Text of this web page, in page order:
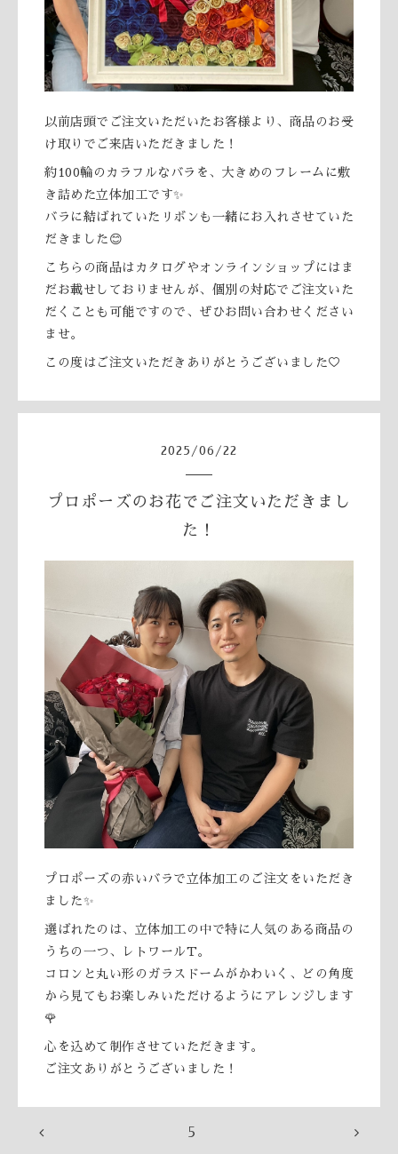
以前店頭でご注文いただいたお客様より、商品のお受
け取りでご来店いただきました！
約100輪のカラフルなバラを、大きめのフレームに敷
き詰めた立体加工です✨
バラに結ばれていたリボンも一緒にお入れさせていた
だきました😊
こちらの商品はカタログやオンラインショップにはま
だお載せしておりませんが、個別の対応でご注文いた
だくことも可能ですので、ぜひお問い合わせください
ませ。
この度はご注文いただきありがとうございました♡
2025 /06 /22
プロポーズのお花でご注文いただきまし
た！
プロポーズの赤いバラで立体加工のご注文をいただき
ました✨
選ばれたのは、立体加工の中で特に人気のある商品の
うちの一つ、レトワールT。
コロンと丸い形のガラスドームがかわいく、どの角度
から見てもお楽しみいただけるようにアレンジします
🌹
心を込めて制作させていただきます。
ご注文ありがとうございました！
5